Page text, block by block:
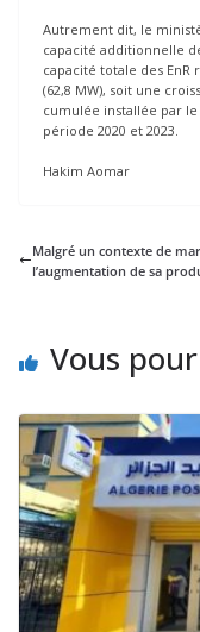
Autrement dit, le
capacité additionnelle
capacité totale des
(62,8 MW), soit une
cumulée installée par le
période 2020 et 2023.
Hakim Aomar
Malgré un contexte de
l’augmentation de sa
Vous